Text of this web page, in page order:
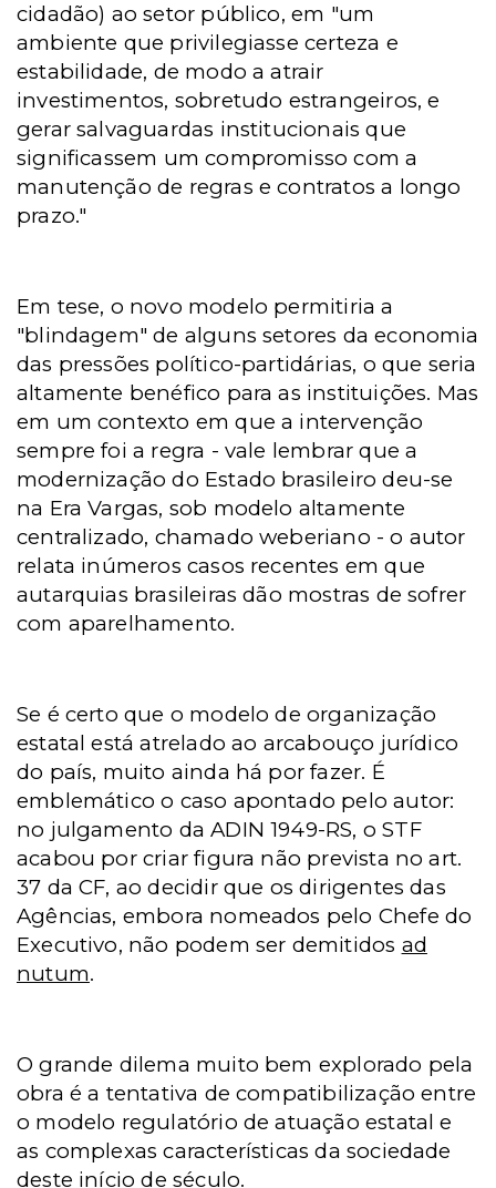
cidadão) ao setor público, em "um
ambiente que privilegiasse certeza e
estabilidade, de modo a atrair
investimentos, sobretudo estrangeiros, e
gerar salvaguardas institucionais que
significassem um compromisso com a
manutenção de regras e contratos a longo
prazo."
Em tese, o novo modelo permitiria a
"blindagem" de alguns setores da economia
das pressões político-partidárias, o que seria
altamente benéfico para as instituições. Mas
em um contexto em que a intervenção
sempre foi a regra - vale lembrar que a
modernização do Estado brasileiro deu-se
na Era Vargas, sob modelo altamente
centralizado, chamado weberiano - o autor
relata inúmeros casos recentes em que
autarquias brasileiras dão mostras de sofrer
com aparelhamento.
Se é certo que o modelo de organização
estatal está atrelado ao arcabouço jurídico
do país, muito ainda há por fazer. É
emblemático o caso apontado pelo autor:
no julgamento da ADIN 1949-RS, o STF
acabou por criar figura não prevista no art.
37 da CF, ao decidir que os dirigentes das
Agências, embora nomeados pelo Chefe do
Executivo, não podem ser demitidos ad
nutum.
O grande dilema muito bem explorado pela
obra é a tentativa de compatibilização entre
o modelo regulatório de atuação estatal e
as complexas características da sociedade
deste início de século.